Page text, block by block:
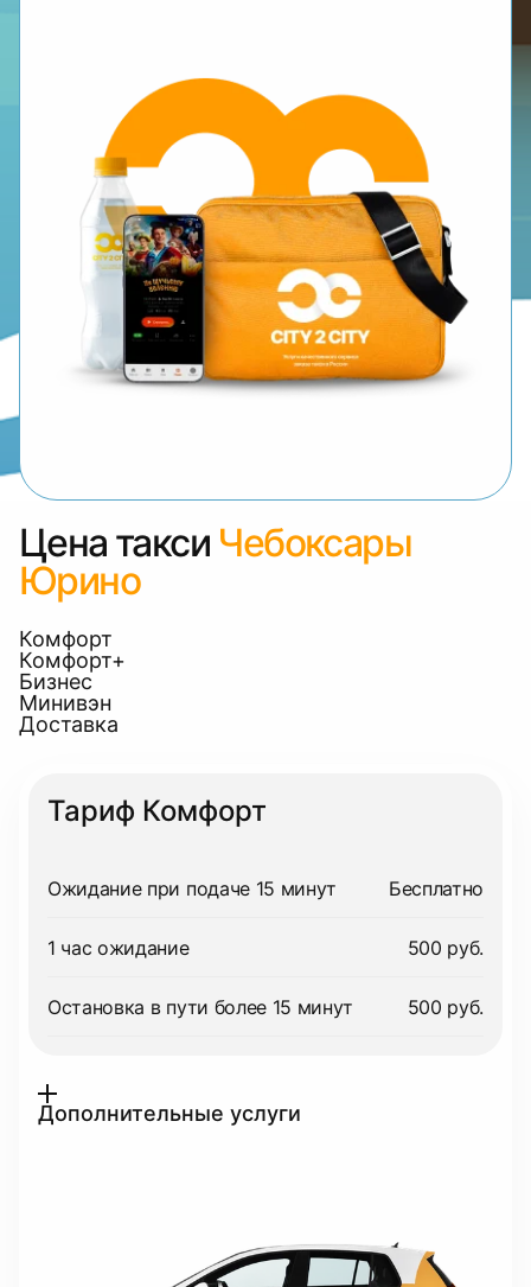
Цена такси Чебоксары
Юрино
Комфорт
Комфорт+
Бизнес
Минивэн
Доставка
Тариф Комфорт
Ожидание при подаче 15 минут Бесплатно
1 час ожидание 500 руб.
Остановка в пути более 15 минут 500 руб.
Дополнительные услуги